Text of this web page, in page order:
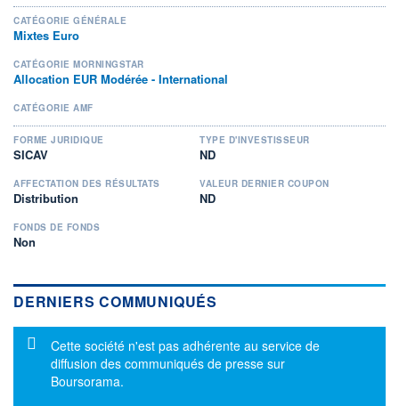
CATÉGORIE GÉNÉRALE
Mixtes Euro
CATÉGORIE MORNINGSTAR
Allocation EUR Modérée - International
CATÉGORIE AMF
FORME JURIDIQUE
SICAV
TYPE D'INVESTISSEUR
ND
AFFECTATION DES RÉSULTATS
Distribution
VALEUR DERNIER COUPON
ND
FONDS DE FONDS
Non
DERNIERS COMMUNIQUÉS
Message d'information
Cette société n'est pas adhérente au service de
diffusion des communiqués de presse sur
Boursorama.